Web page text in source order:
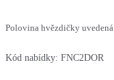
Polovina hvězdičky
Kód nabídky: FNC2DOR